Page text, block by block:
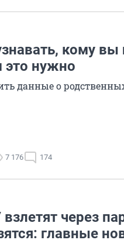
кому вы
это нужно
данные о
7 176 174
через
главные